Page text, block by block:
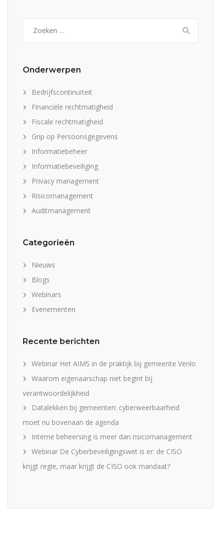
naar:
Onderwerpen
Bedrijfscontinuïteit
Financiële rechtmatigheid
Fiscale rechtmatigheid
Grip op Persoonsgegevens
Informatiebeheer
Informatiebeveiliging
Privacy management
Risicomanagement
Auditmanagement
Categorieën
Nieuws
Blogs
Webinars
Evenementen
Recente berichten
Webinar Het AIMS in de praktijk bij gemeente Venlo
Waarom eigenaarschap niet begint bij
verantwoordelijkheid
Datalekken bij gemeenten: cyberweerbaarheid
moet nu bovenaan de agenda
Interne beheersing is meer dan risicomanagement
Webinar De Cyberbeveiligingswet is er: de CISO
krijgt regie, maar krijgt de CISO ook mandaat?